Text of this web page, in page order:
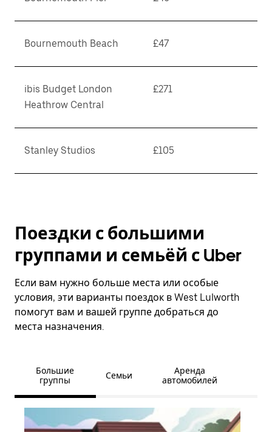
Bournemouth Beach £47
ibis Budget London
Heathrow Central
£271
Stanley Studios £105
Поездки с большими
группами и семьёй с Uber
Если вам нужно больше места или особые
условия, эти варианты поездок в West Lulworth
помогут вам и вашей группе добраться до
места назначения.
Большие
группы
Семьи
Аренда
автомобилей